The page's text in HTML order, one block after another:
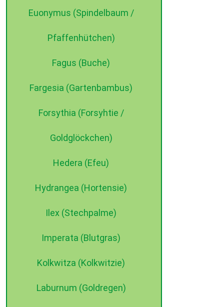
Euonymus (Spindelbaum /
Pfaffenhütchen)
Fagus (Buche)
Fargesia (Gartenbambus)
Forsythia (Forsyhtie /
Goldglöckchen)
Hedera (Efeu)
Hydrangea (Hortensie)
Ilex (Stechpalme)
Imperata (Blutgras)
Kolkwitza (Kolkwitzie)
Laburnum (Goldregen)